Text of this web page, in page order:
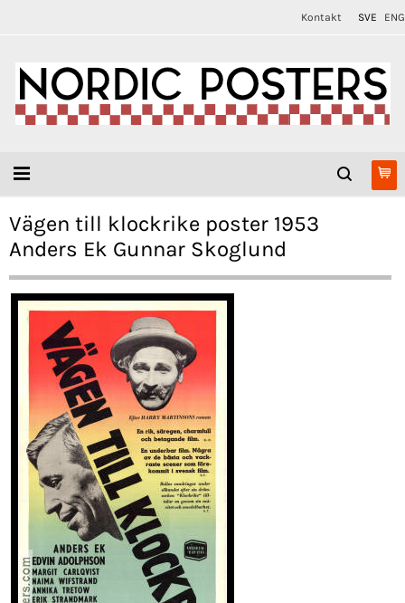
Kontakt SVE ENG
Vägen till klockrike poster 1953
Anders Ek Gunnar Skoglund